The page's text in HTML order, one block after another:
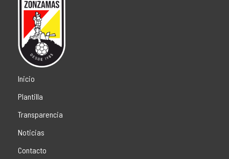
Inicio
Plantilla
Transparencia
Noticias
Contacto